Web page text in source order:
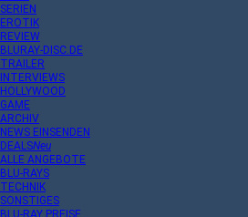
SERIEN
EROTIK
REVIEW
BLURAY-DISC.DE
TRAILER
INTERVIEWS
HOLLYWOOD
GAME
ARCHIV
NEWS EINSENDEN
DEALSNeu
ALLE ANGEBOTE
BLU-RAYS
TECHNIK
SONSTIGES
BLU-RAY PREISE